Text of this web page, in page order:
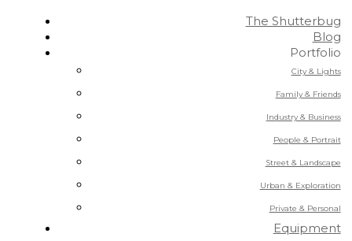
The Shutterbug
Blog
Portfolio
City & Lights
Family & Friends
Industry & Business
People & Portrait
Street & Landscape
Urban & Exploration
Private & Personal
Equipment